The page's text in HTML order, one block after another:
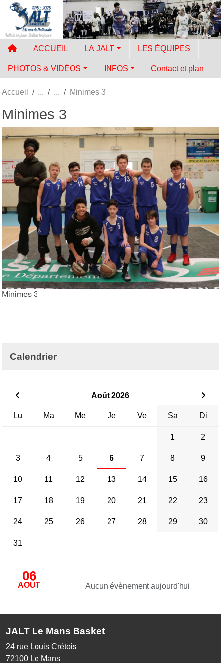
ACCUEIL LA JALT LES ÉQUIPES
PHOTOS & VIDÉOS INFOS Contact et plan
Accueil Minimes 3
Minimes 3
Minimes 3
Calendrier
Août 2026
Lu Ma Me Je Ve Sa Di
1 2
3 4 5 6 7 8 9
10 11 12 13 14 15 16
17 18 19 20 21 22 23
24 25 26 27 28 29 30
31
06
AOÛT Aucun évènement aujourd'hui
JALT Le Mans Basket
24 rue Louis Crétois
72100 Le Mans
Panneau de gestion des cookies